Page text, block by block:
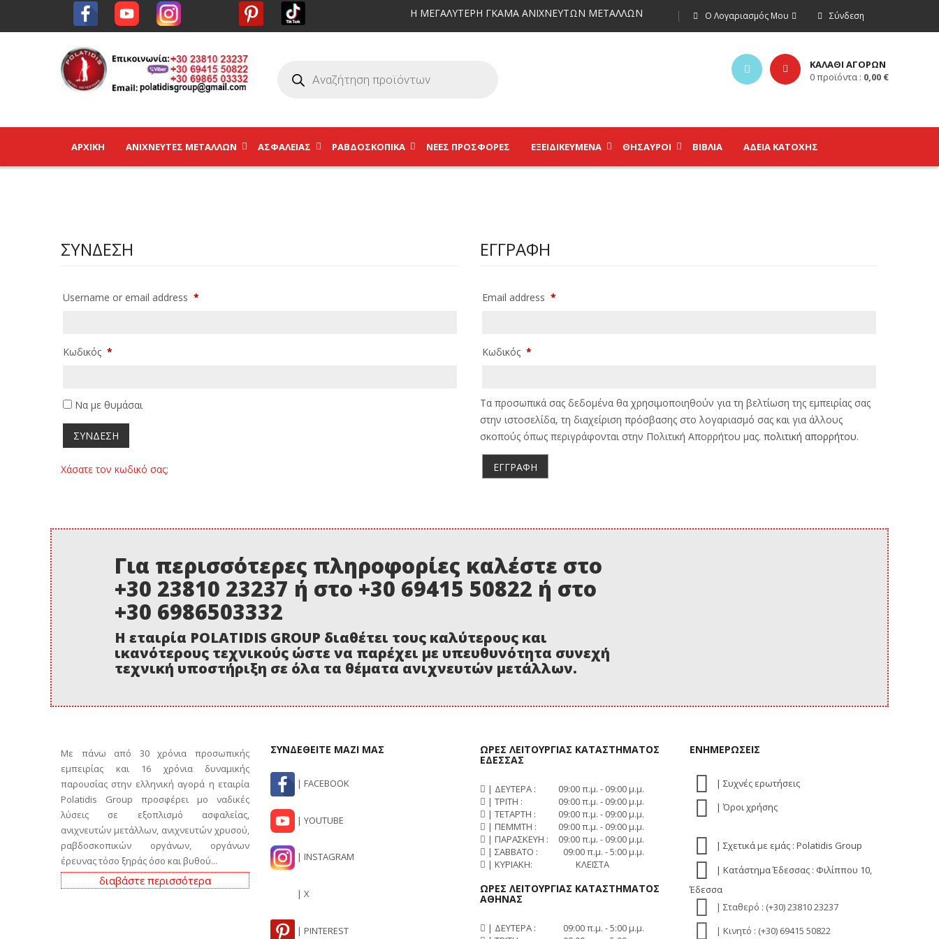
Σύνδεση
Ο Λογαριασμός Μου
Η ΜΕΓΑΛΥΤΕΡΗ ΓΚΑΜΑ ΑΝΙΧΝΕΥΤΩΝ ΜΕΤΑΛΛΩΝ
ΚΑΛΑΘΙ ΑΓΟΡΩΝ
0προϊόντα : 0,00 €
ΑΡΧΙΚΉ ΑΝΙΧΝΕΥΤΈΣ ΜΕΤΆΛΛΩΝ ΑΣΦΑΛΕΊΑΣ ΡΑΒΔΟΣΚΟΠΙΚΆ ΝΕΕΣ ΠΡΟΣΦΟΡΕΣ ΕΞΕΙΔΙΚΕΥΜΈΝΑ ΘΗΣΑΥΡΟΊ ΒΙΒΛΊΑ ΑΔΕΙΑ ΚΑΤΟΧΗΣ
ΣΎΝΔΕΣΗ
Username or email address *
Κωδικός *
Να με θυμάσαι
Χάσατε τον κωδικό σας;
ΕΓΓΡΑΦΉ
Email address *
Κωδικός *
Τα προσωπικά σας δεδομένα θα χρησιμοποιηθούν για τη βελτίωση της εμπειρίας σας
στην ιστοσελίδα, τη διαχείριση πρόσβασης στο λογαριασμό σας και για άλλους
σκοπούς όπως περιγράφονται στην Πολιτική Απορρήτου μας. πολιτική απορρήτου.
ΕΓΓΡΑΦΉ
Για περισσότερες πληροφορίες καλέστε στο
+30 23810 23237 ή στο +30 69415 50822 ή στο
+30 6986503332
Η εταιρία POLATIDIS GROUP διαθέτει τους καλύτερους και
ικανότερους τεχνικούς ώστε να παρέχει με υπευθυνότητα συνεχή
τεχνική υποστήριξη σε όλα τα θέματα ανιχνευτών μετάλλων.
Με πάνω από 30 χρόνια προσωπικής
εμπειρίας και 16 χρόνια δυναμικής
παρουσίας στην ελληνική αγορά η εταιρία
Polatidis Group προσφέρει μο ναδικές
λύσεις σε εξοπλισμό ασφαλείας,
ανιχνευτών μετάλλων, ανιχνευτών χρυσού,
ραβδοσκοπικών οργάνων, οργάνων
έρευνας τόσο ξηράς όσο και βυθού...
διαβάστε περισσότερα
ΣΥΝΔΕΘΕΙΤΕ ΜΑΖΙ ΜΑΣ
| FACEBOOK
| YOUTUBE
| INSTAGRAM
| X
| PINTEREST
ΩΡΕΣ ΛΕΙΤΟΥΡΓΙΑΣ ΚΑΤΑΣΤΗΜΑΤΟΣ
ΕΔΕΣΣΑΣ
| ΔΕΥΤΕΡΑ :
09:00 π.μ. - 09:00 μ.μ.
| ΤΡΙΤΗ :
09:00 π.μ. - 09:00 μ.μ.
| ΤΕΤΑΡΤΗ :
09:00 π.μ. - 09:00 μ.μ.
| ΠΕΜΜΤΗ :
09:00 π.μ. - 09:00 μ.μ.
| ΠΑΡΑΣΚΕΥΗ :
09:00 π.μ. - 09:00 μ.μ.
| ΣΑΒΒΑΤΟ :
09:00 π.μ. - 5:00 μ.μ.
| ΚΥΡΙΑΚΗ:
ΚΛΕΙΣΤΑ
ΩΡΕΣ ΛΕΙΤΟΥΡΓΙΑΣ ΚΑΤΑΣΤΗΜΑΤΟΣ
ΑΘΗΝΑΣ
| ΔΕΥΤΕΡΑ :
09:00 π.μ. - 5:00 μ.μ.
ΕΝΗΜΕΡΩΣΕΙΣ
| Συχνές ερωτήσεις
| Όροι χρήσης
| Σχετικά με εμάς : Polatidis Group
| Κατάστημα Έδεσσας : Φιλίππου 10,
Έδεσσα
| Σταθερό : (+30) 23810 23237
| Κινητό : (+30) 69415 50822